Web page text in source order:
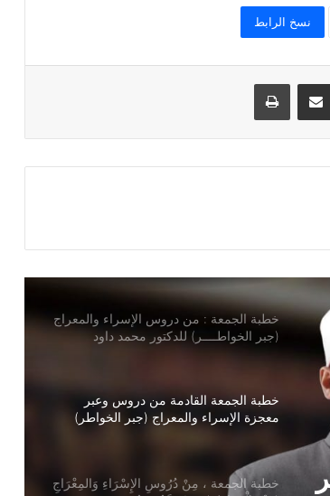
نسخ الرابط
) للشيخ ثروت سويف
الإنسان للدكتور محمد داود
(جبر الخواطــــر) للدكتور محمد داود
خطبة الجمعة القادمة من دروس وعبر
معجزة الإسراء والمعراج (جبر الخواطر)
للدكتور مسعد الشايب
خطبة الجمعة ، مِنْ دُرُوسِ الإِسْرَاءِ وَالمِعْرَاجِ
(جَبْرِ الْخَوَاطِرِ) د. مُحَمَّدٌ حَرْزٌ
خُطْبَةُ الجُمُعَةِ القَادِمَةِ: (قِيمَةُ الاحْتِرَامِ) د.